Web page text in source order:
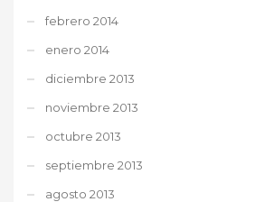
febrero 2014
enero 2014
diciembre 2013
noviembre 2013
octubre 2013
septiembre 2013
agosto 2013